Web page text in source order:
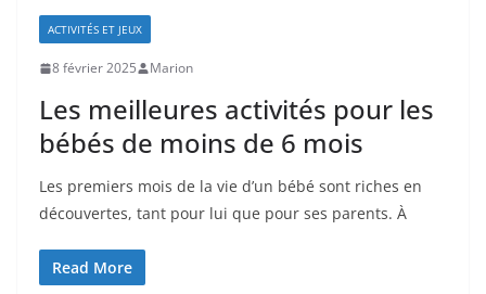
ACTIVITÉS ET JEUX
8 février 2025 Marion
Les meilleures activités pour les
bébés de moins de 6 mois
Les premiers mois de la vie d’un bébé sont riches en
découvertes, tant pour lui que pour ses parents. À
Read More